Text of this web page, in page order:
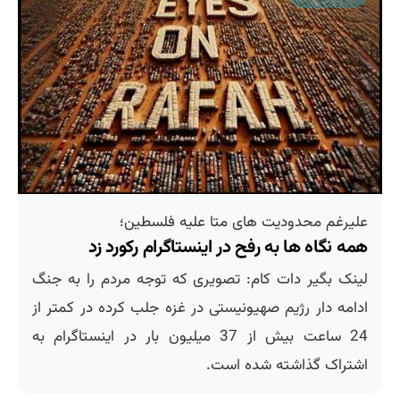
علیرغم محدودیت های متا علیه فلسطین؛
همه نگاه ها به رفح در اینستاگرام رکورد زد
لینک بگیر دات کام: تصویری که توجه مردم را به جنگ
ادامه دار رژیم صهیونیستی در غزه جلب کرده در کمتر از
24 ساعت بیش از 37 میلیون بار در اینستاگرام به
اشتراک گذاشته شده است.